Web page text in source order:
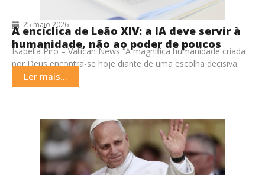
25 maio 2026
A encíclica de Leão XIV: a IA deve servir à
humanidade, não ao poder de poucos
Isabella Piro – Vatican News “A magnífica humanidade criada
por Deus encontra-se hoje diante de uma escolha decisiva:
erguer uma nova torre de Babel
Ler mais...